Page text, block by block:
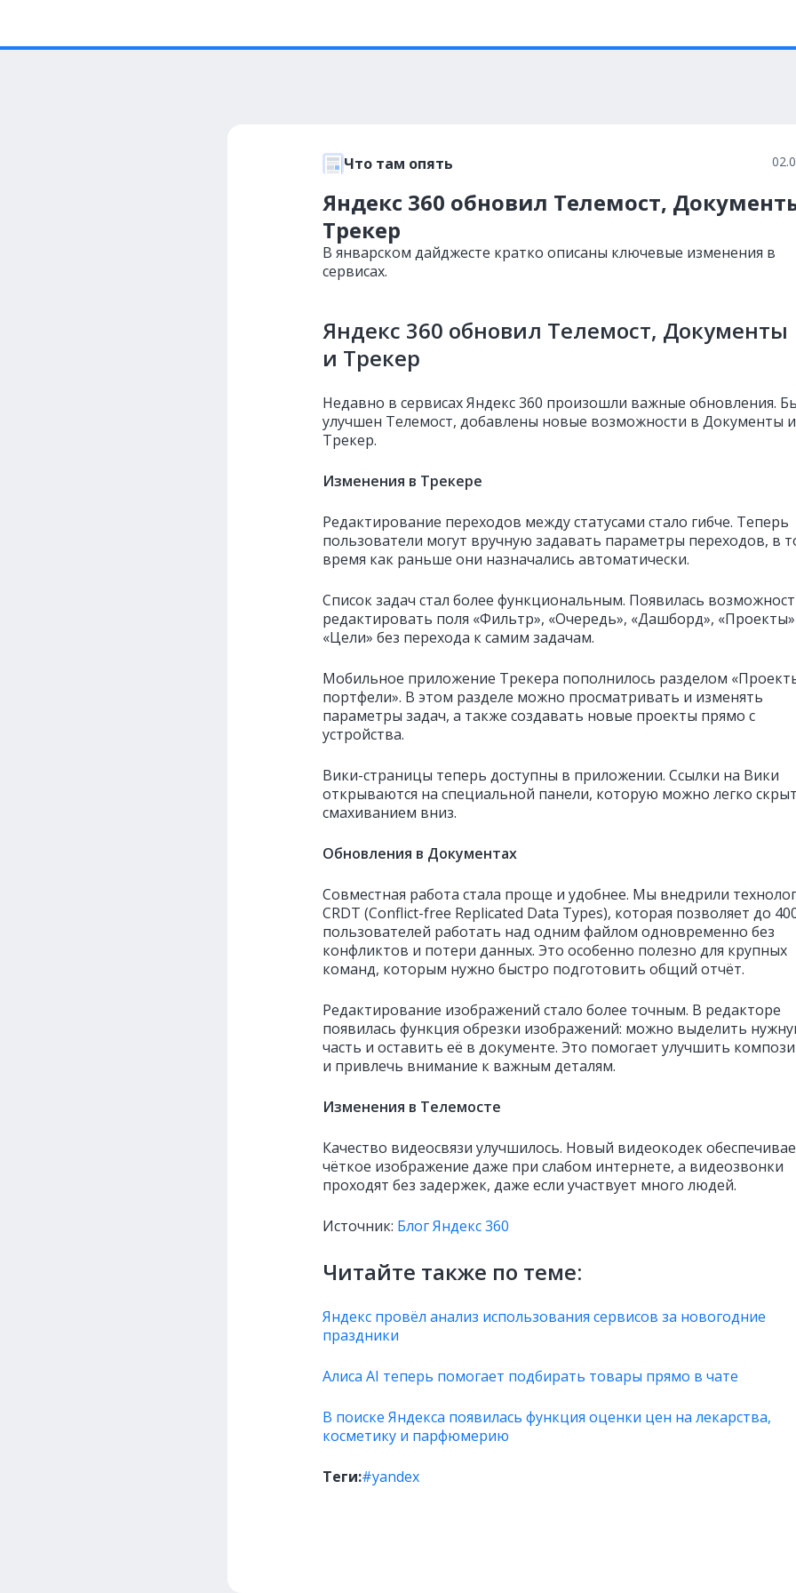
Что там опять
Яндекс 360 обновил Телемост,
Трекер
В январском дайджесте кратко описаны ключевые изменения в
сервисах.
Яндекс 360 обновил Телемост, Документы
и Трекер
Недавно в сервисах Яндекс 360 произошли важные обновления.
улучшен Телемост, добавлены новые возможности в Документы и
Трекер.
Изменения в Трекере
Редактирование переходов между статусами стало гибче. Теперь
пользователи могут вручную задавать параметры переходов, в
время как раньше они назначались автоматически.
Список задач стал более функциональным. Появилась
редактировать поля «Фильтр», «Очередь», «Дашборд»,
«Цели» без перехода к самим задачам.
Мобильное приложение Трекера пополнилось разделом
портфели». В этом разделе можно просматривать и изменять
параметры задач, а также создавать новые проекты прямо с
устройства.
Вики-страницы теперь доступны в приложении. Ссылки на Вики
открываются на специальной панели, которую можно легко
смахиванием вниз.
Обновления в Документах
Совместная работа стала проще и удобнее. Мы внедрили
CRDT (Conflict-free Replicated Data Types), которая позволяет до
пользователей работать над одним файлом одновременно без
конфликтов и потери данных. Это особенно полезно для крупных
команд, которым нужно быстро подготовить общий отчёт.
Редактирование изображений стало более точным. В редакторе
появилась функция обрезки изображений: можно выделить
часть и оставить её в документе. Это помогает улучшить
и привлечь внимание к важным деталям.
Изменения в Телемосте
Качество видеосвязи улучшилось. Новый видеокодек
чёткое изображение даже при слабом интернете, а видеозвонки
проходят без задержек, даже если участвует много людей.
Источник: Блог Яндекс 360
Читайте также по теме:
Яндекс провёл анализ использования сервисов за новогодние
праздники
Алиса AI теперь помогает подбирать товары прямо в чате
В поиске Яндекса появилась функция оценки цен на лекарства,
косметику и парфюмерию
Теги:#yandex